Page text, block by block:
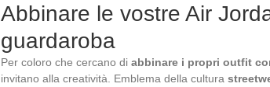
Abbinare le vostre Air
guardaroba
Per coloro che cercano di abbinare i propri outfit
invitano alla creatività. Emblema della cultura